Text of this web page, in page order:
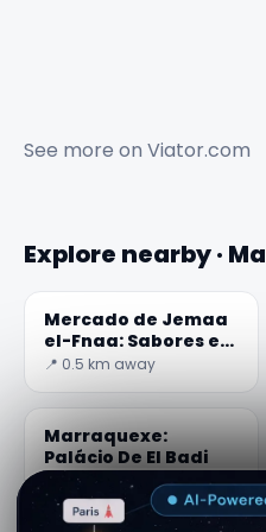
See more on Viator.com
Explore nearby ·
Mercado de Jemaa
el-Fnaa: Sabores e
Sons de Marrocos
📍 0.5 km away
Marraquexe:
Palácio De El Badi
📍 0.8 km away